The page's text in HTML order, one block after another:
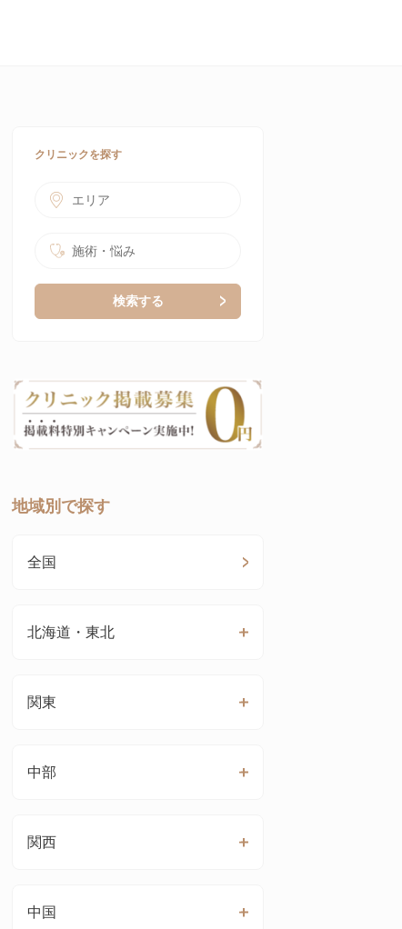
クリニックを探す
エリア
施術・悩み
検索する
地域別で探す
全国
北海道・東北
関東
中部
関西
中国